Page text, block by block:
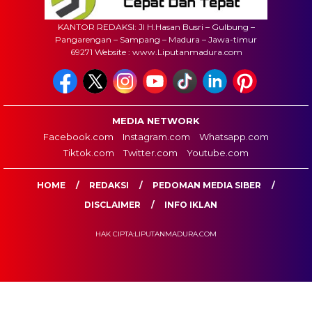
KANTOR REDAKSI: Jl H.Hasan Busri – Gulbung –
Pangarengan – Sampang – Madura – Jawa-timur
69271 Website : www.Liputanmadura.com
MEDIA NETWORK
Facebook.com
Instagram.com
Whatsapp.com
Tiktok.com
Twitter.com Youtube.com
HOME REDAKSI
PEDOMAN MEDIA SIBER
DISCLAIMER
INFO IKLAN
HAK CIPTA:LIPUTANMADURA.COM